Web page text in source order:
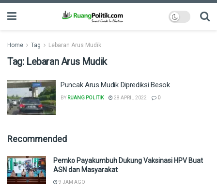
Home Tag Lebaran Arus Mudik
Tag: Lebaran Arus Mudik
Puncak Arus Mudik Diprediksi Besok
BY RUANG POLITIK 28 APRIL 2022 0
Recommended
Pemko Payakumbuh Dukung Vaksinasi HPV Buat
ASN dan Masyarakat
9 JAM AGO